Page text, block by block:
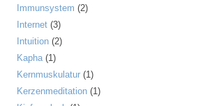
Immunsystem (2)
Internet (3)
Intuition (2)
Kapha(1)
Kernmuskulatur (1)
Kerzenmeditation (1)